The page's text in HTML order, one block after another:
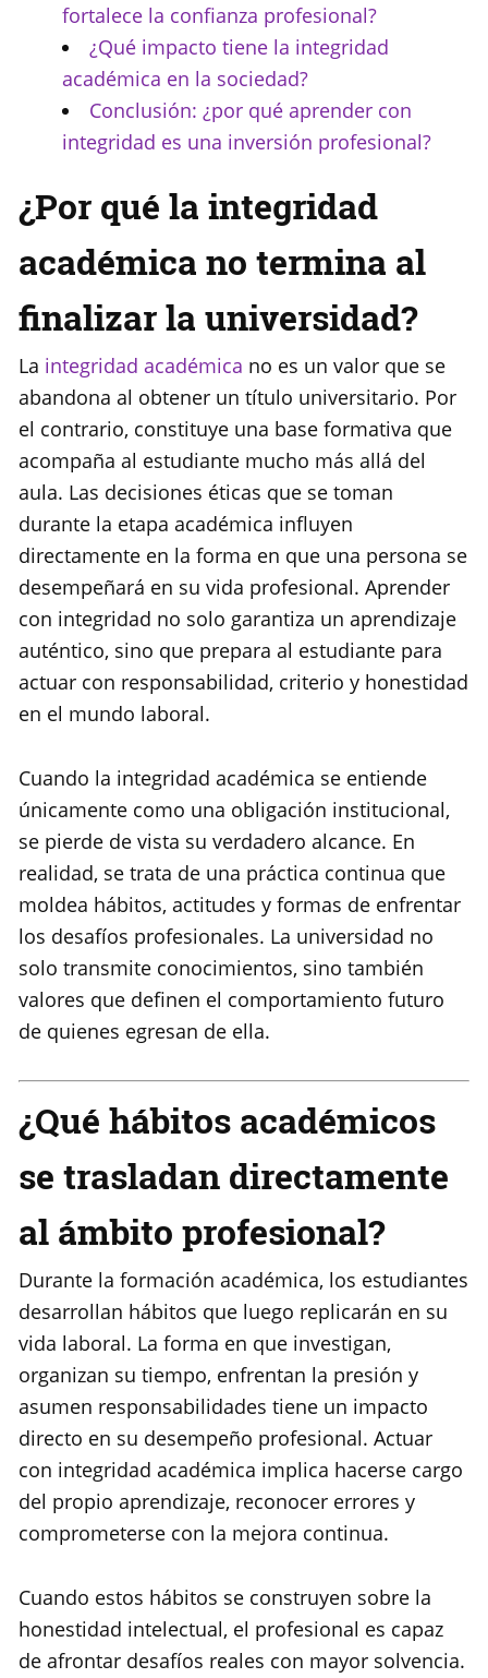
fortalece la confianza profesional?
¿Qué impacto tiene la integridad
académica en la sociedad?
Conclusión: ¿por qué aprender con
integridad es una inversión profesional?
¿Por qué la integridad
académica no termina al
finalizar la universidad?
La integridad académica no es un valor que se
abandona al obtener un título universitario. Por
el contrario, constituye una base formativa que
acompaña al estudiante mucho más allá del
aula. Las decisiones éticas que se toman
durante la etapa académica influyen
directamente en la forma en que una persona se
desempeñará en su vida profesional. Aprender
con integridad no solo garantiza un aprendizaje
auténtico, sino que prepara al estudiante para
actuar con responsabilidad, criterio y honestidad
en el mundo laboral.
Cuando la integridad académica se entiende
únicamente como una obligación institucional,
se pierde de vista su verdadero alcance. En
realidad, se trata de una práctica continua que
moldea hábitos, actitudes y formas de enfrentar
los desafíos profesionales. La universidad no
solo transmite conocimientos, sino también
valores que definen el comportamiento futuro
de quienes egresan de ella.
¿Qué hábitos académicos
se trasladan directamente
al ámbito profesional?
Durante la formación académica, los estudiantes
desarrollan hábitos que luego replicarán en su
vida laboral. La forma en que investigan,
organizan su tiempo, enfrentan la presión y
asumen responsabilidades tiene un impacto
directo en su desempeño profesional. Actuar
con integridad académica implica hacerse cargo
del propio aprendizaje, reconocer errores y
comprometerse con la mejora continua.
Cuando estos hábitos se construyen sobre la
honestidad intelectual, el profesional es capaz
de afrontar desafíos reales con mayor solvencia.